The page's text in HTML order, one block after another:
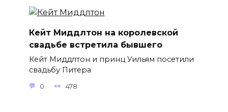
Кейт Миддлтон на королевской
свадьбе встретила бывшего
Кейт Миддлтон и принц Уильям посетили
свадьбу Питера
0 478